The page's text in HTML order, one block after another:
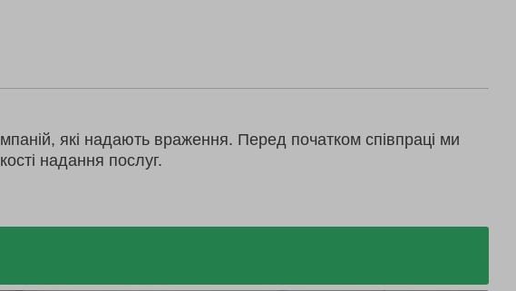
які надають враження. Перед початком співпраці ми
надання послуг.